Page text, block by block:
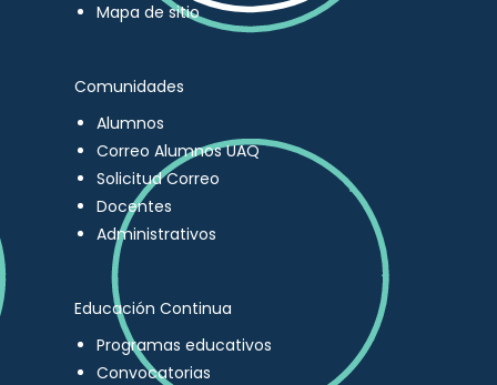
Mapa de sitio
Comunidades
Alumnos
Correo Alumnos UAQ
Solicitud Correo
Docentes
Administrativos
Educación Continua
Programas educativos
Convocatorias